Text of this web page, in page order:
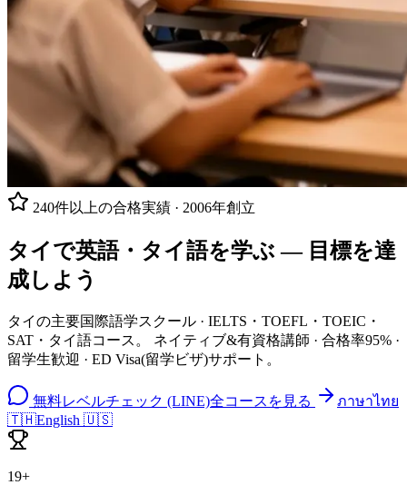
240件以上の合格実績 · 2006年創立
タイで英語・タイ語を学ぶ — 目標を達
成しよう
タイの主要国際語学スクール · IELTS・TOEFL・TOEIC・
SAT・タイ語コース。 ネイティブ&有資格講師 · 合格率95% ·
留学生歓迎 · ED Visa(留学ビザ)サポート。
無料レベルチェック (LINE)全コースを見る
ภาษาไทย
🇹🇭English 🇺🇸
19+